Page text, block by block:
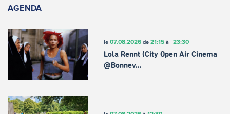
AGENDA
le 07.08.2026de 21:15à 23:30
Lola Rennt (City Open Air Cinema
@Bonnev…